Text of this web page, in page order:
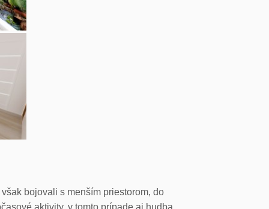
bojovali s menším priestorom, do
aktivity, v tomto prípade aj hudba.